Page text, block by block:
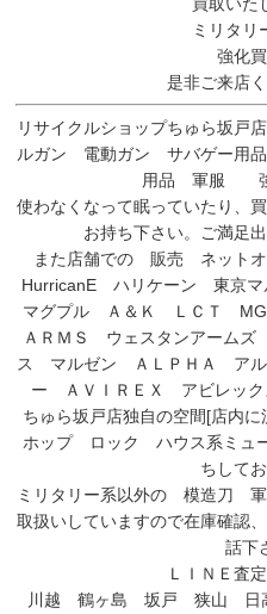
ミリタリ
強化
是非ご来店
リサイクルショップちゅら坂
ルガン 電動ガン サバゲー用
用品 軍服 強
使わなくなって眠っていたり、
お持ち下さい。ご満足
また店舗での 販売 ネットオ
HurricanE ハリケーン 東京
マグプル Ａ＆Ｋ ＬＣＴ
ＡＲＭＳ ウェスタンアーム
ス マルゼン ＡＬＰＨＡ ア
ー ＡＶＩＲＥＸ アビレック
ちゅら坂戸店独自の空間[店内
ホップ ロック ハウス系ミュ
ちしてお
ミリタリー系以外の 模造刀
取扱いしていますので在庫確認
話下
ＬＩＮＥ査
川越 鶴ヶ島 坂戸 狭山